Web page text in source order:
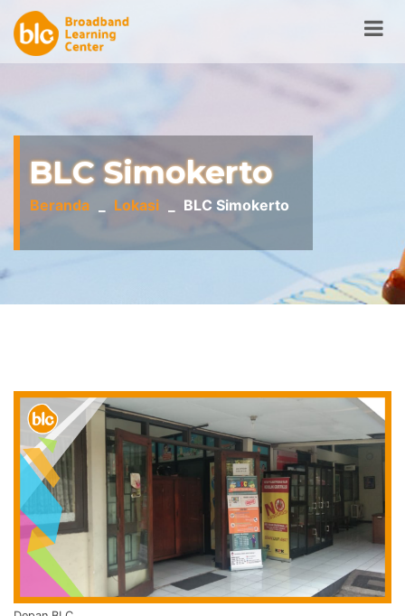
BLC Simokerto
Beranda Lokasi BLC Simokerto